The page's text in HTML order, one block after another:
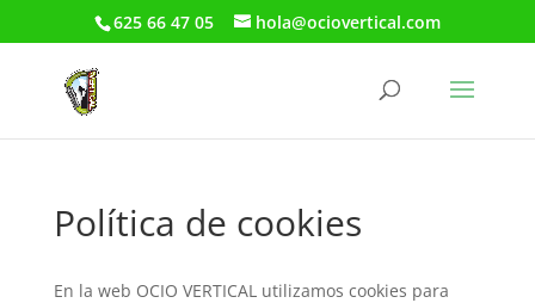
625 66 47 05 hola@ociovertical.com
Política de cookies
En la web OCIO VERTICAL utilizamos cookies para